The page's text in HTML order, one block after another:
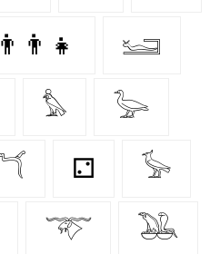
👨‍👨‍👧 𓆒
𓅊 𓅬
𓆔 ⚁ 𓅚
𓄅 𓅒